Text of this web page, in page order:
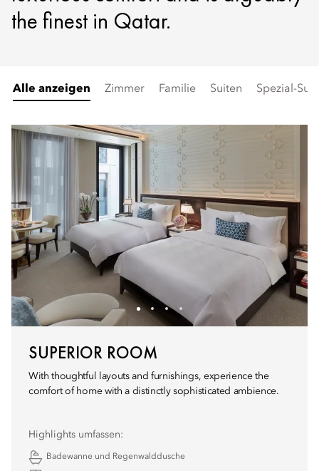
the finest in Qatar.
Alle anzeigen Zimmer Familie Suiten Spezial-
SUPERIOR ROOM
With thoughtful layouts and furnishings, experience the
comfort of home with a distinctly sophisticated ambience.
Highlights umfassen:
Badewanne und Regenwalddusche